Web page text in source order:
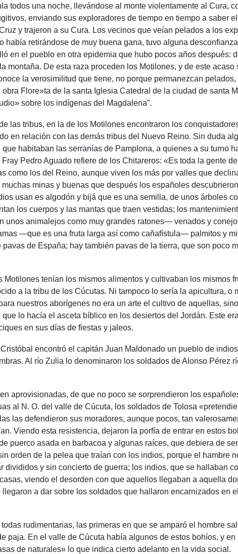
todos una noche, llevándose al monte violentamente al Cura,
enviando sus exploradores de tiempo en tiempo a saber
y trajeron a su Cura. Los vecinos que veían pelados a los
había retirándose de muy buena gana, tuvo alguna
en el pueblo en otra epidemia que hubo pocos años después:
montaña. De esta raza proceden los Motilones, y de este
la verosimilitud que tiene, no porque permanezcan
Flore»ta de la santa Iglesia Catedral de la ciudad de santa
sobre los indígenas del Magdalena”.
las tribus, en la de los Motilones encontraron los
en relación con las demás tribus del Nuevo Reino. Sin duda
habitaban las serranías de Pamplona, a quienes a su turno
Fray Pedro Aguado refiere de los Chitareros: «Es toda la gente
como los del Reino, aunque viven los más por valles que
minas y buenas que después los españoles
usan es algodón y bijá que es una semilla, de unos árboles
los cuerpos y las mantas que traen vestidas; los
unos animalejos como muy grandes ratones— venados y
—que es una fruta larga así como cañafístula— palmitos y
de España; hay también pavas de la tierra, que son poco
Motilones tenían los mismos alimentos y cultivaban los mismos
a la tribu de los Cúcutas. Ni tampoco lo sería la apicultura,
nuestros aborígenes no era un arte el cultivo de aquellas,
que lo hacía el asceta bíblico en los desiertos del Jordán. Este
en sus días de fiestas y jaleos.
encontró el capitán Juan Maldonado un pueblo de
Al río Zulia lo denominaron los soldados de Alonso Pérez
aprovisionadas, de que no poco se sorprendieron los
al N. O. del valle de Cúcuta, los soldados de Tolosa
las defendieron sus moradores, aunque pocos, tan
Viendo esta resistencia, dejaron la porfía de entrar en estos
puerco asada en barbacoa y algunas raíces, que debiera de
orden de la pelea que traían con los indios, porque el hambre
divididos y sin concierto de guerra; los indios, que se hallaban
viendo el desorden con que aquellos llegaban a aquella
a dar sobre los soldados que hallaron encarnizados en
rudimentarias, las primeras en que se amparó el hombre
paja. En el valle de Cúcuta había algunos de estos bohíos, y
de naturales» lo que indica cierto adelanto en la vida social.